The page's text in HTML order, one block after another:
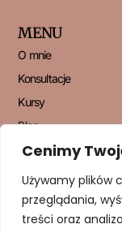
Cenimy
Używamy plików
przeglądania,
treści oraz
MENU
O mnie
Konsultacje
Kursy
Blog
Kontakt
NEWSLETTER